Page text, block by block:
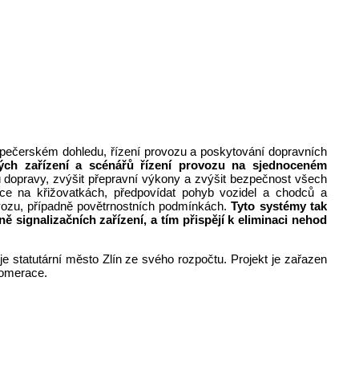
dohledu, řízení provozu a poskytování dopravních
zařízení a scénářů řízení provozu na sjednoceném
zvýšit přepravní výkony a zvýšit bezpečnost všech
na křižovatkách, předpovídat pohyb vozidel a chodců a
případně povětrnostních podmínkách.Tyto systémy tak
signalizačních zařízení, a tím přispějí k eliminaci nehod
statutární město Zlín ze svého rozpočtu. Projekt je zařazen